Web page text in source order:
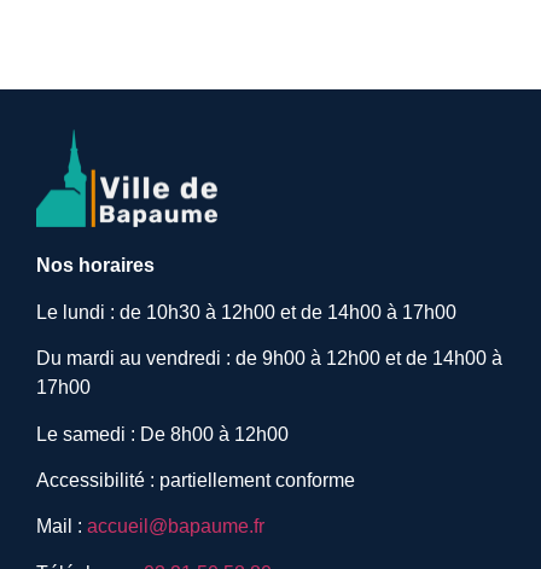
Nos horaires
Le lundi : de 10h30 à 12h00 et de 14h00 à 17h00
Du mardi au vendredi : de 9h00 à 12h00 et de 14h00 à
17h00
Le samedi : De 8h00 à 12h00
Accessibilité : partiellement conforme
Mail : accueil@bapaume.fr